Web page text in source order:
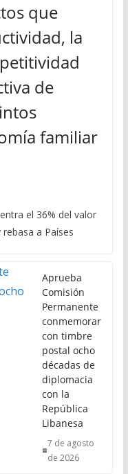
que
la
de
familiar
el 36% del valor
a Países
Aprueba
Comisión
Permanente
conmemorar
con timbre
postal ocho
décadas de
diplomacia
con la
República
Libanesa
7 de agosto
de 2026